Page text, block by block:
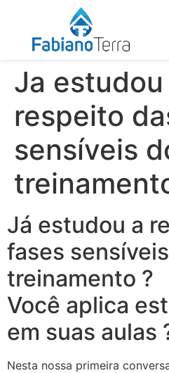
Ja estudou
respeito
sensíveis
Já estudou a
fases
treinamento ?
Você aplica
em suas aulas
Nesta nossa primeira